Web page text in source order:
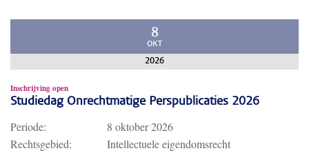
8
OKT
2026
Inschrijving open
Studiedag Onrechtmatige Perspublicaties 2026
Periode:
8 oktober 2026
Rechtsgebied:
Intellectuele eigendomsrecht